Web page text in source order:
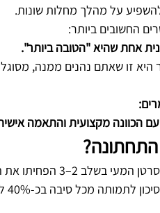
על מהלך מחלות שונות.
החשובים ביותר:
אחת שהיא "הטובה ביותר".
היא זו שאתם נהנים ממנה,
הכוונה מקצועית והתאמה
מכל סיבה בכ-40% לאחר שמונה שנות מעקב.